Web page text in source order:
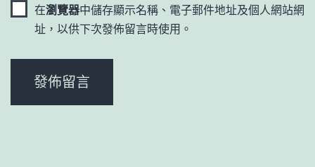
在瀏覽器中儲存顯示名稱、電子郵件地址及個人網站網
址，以供下次發佈留言時使用。